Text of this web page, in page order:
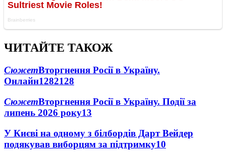
ЧИТАЙТЕ ТАКОЖ
СюжетВторгнення Росії в Україну.
Онлайн1282128
СюжетВторгнення Росії в Україну. Події за
липень 2026 року13
У Києві на одному з білбордів Дарт Вейдер
подякував виборцям за підтримку10